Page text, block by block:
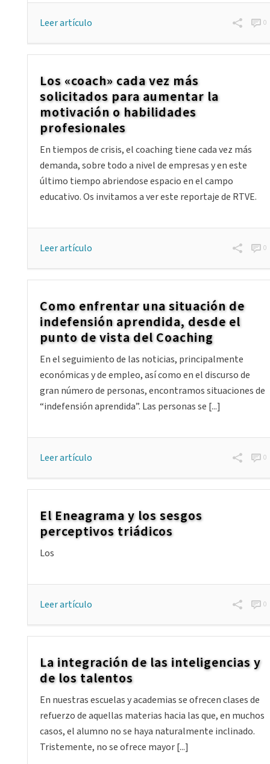
Leer artículo 0
Los «coach» cada vez más
solicitados para aumentar la
motivación o habilidades
profesionales
En tiempos de crisis, el coaching tiene cada vez más
demanda, sobre todo a nivel de empresas y en este
último tiempo abriendose espacio en el campo
educativo. Os invitamos a ver este reportaje de RTVE.
Leer artículo 0
Como enfrentar una situación de
indefensión aprendida, desde el
punto de vista del Coaching
En el seguimiento de las noticias, principalmente
económicas y de empleo, así como en el discurso de
gran número de personas, encontramos situaciones de
“indefensión aprendida”. Las personas se [...]
Leer artículo 0
El Eneagrama y los sesgos
perceptivos triádicos
Los
Leer artículo 0
La integración de las inteligencias y
de los talentos
En nuestras escuelas y academias se ofrecen clases de
refuerzo de aquellas materias hacia las que, en muchos
casos, el alumno no se haya naturalmente inclinado.
Tristemente, no se ofrece mayor [...]